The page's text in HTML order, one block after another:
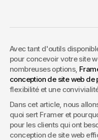
toute entreprise, marque
monde numérique
start-up, gériez une
créiez un portfolio
votre site web peuvent
ligne.
Avec tant d'outils
pour concevoir votre site
nombreuses options,
conception de site web de
flexibilité et une
Dans cet article, nous
quoi sert Framer et
pour les clients qui ont
conception de site web